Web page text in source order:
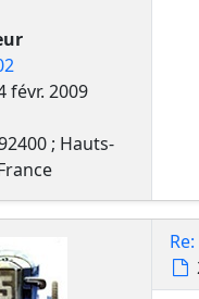
févr. 2009
; Hauts-